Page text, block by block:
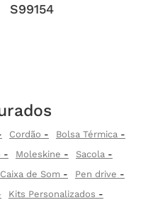
S99154
Cordão
Bolsa Térmica
Moleskine
Sacola
Caixa de Som
Pen drive
Kits Personalizados